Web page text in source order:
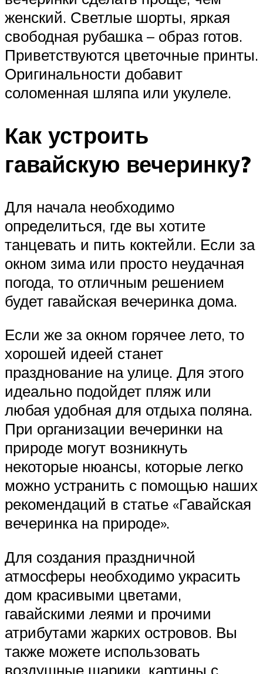
женский. Светлые шорты, яркая
свободная рубашка – образ готов.
Приветствуются цветочные принты.
Оригинальности добавит
соломенная шляпа или укулеле.
Как устроить
гавайскую вечеринку?
Для начала необходимо
определиться, где вы хотите
танцевать и пить коктейли. Если за
окном зима или просто неудачная
погода, то отличным решением
будет гавайская вечеринка дома.
Если же за окном горячее лето, то
хорошей идеей станет
празднование на улице. Для этого
идеально подойдет пляж или
любая удобная для отдыха поляна.
При организации вечеринки на
природе могут возникнуть
некоторые нюансы, которые легко
можно устранить с помощью наших
рекомендаций в статье «Гавайская
вечеринка на природе».
Для создания праздничной
атмосферы необходимо украсить
дом красивыми цветами,
гавайскими леями и прочими
атрибутами жарких островов. Вы
также можете использовать
воздушные шарики, картины с